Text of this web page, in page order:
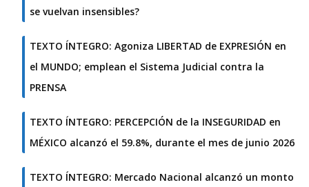
se vuelvan insensibles?
TEXTO ÍNTEGRO: Agoniza LIBERTAD de EXPRESIÓN en
el MUNDO; emplean el Sistema Judicial contra la
PRENSA
TEXTO ÍNTEGRO: PERCEPCIÓN de la INSEGURIDAD en
MÉXICO alcanzó el 59.8%, durante el mes de junio 2026
TEXTO ÍNTEGRO: Mercado Nacional alcanzó un monto